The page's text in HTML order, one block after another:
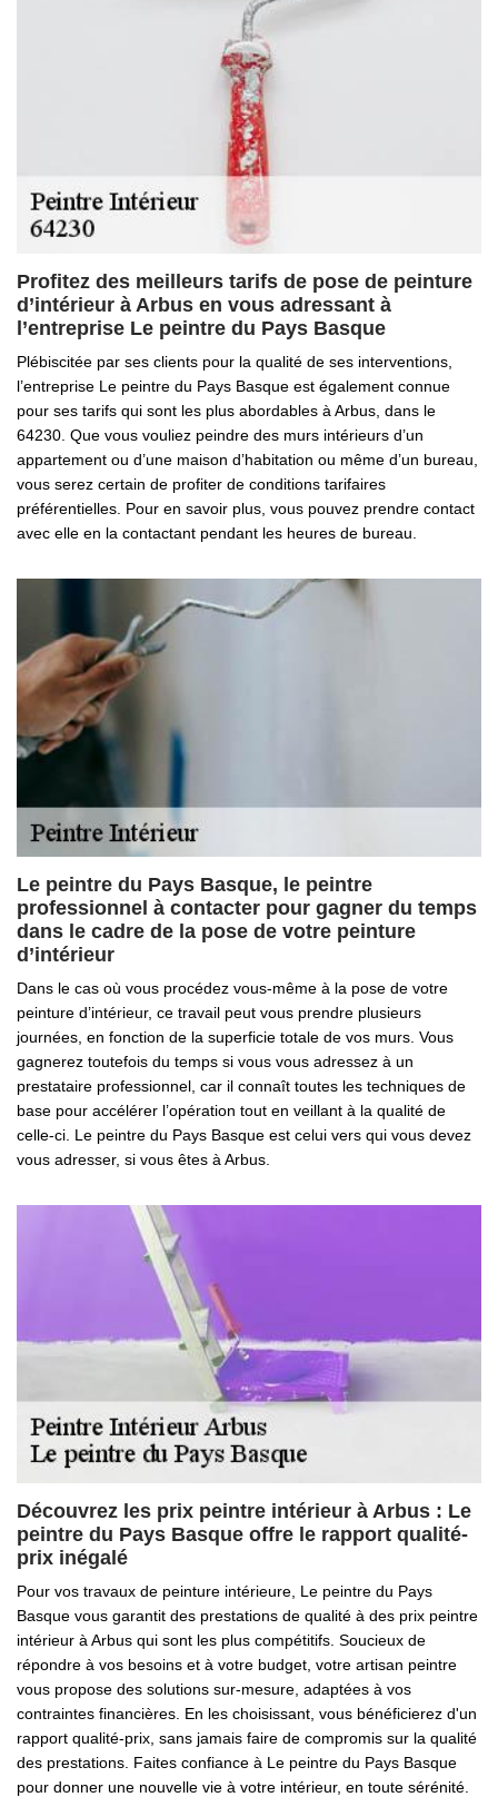
Profitez des meilleurs tarifs de pose de peinture
d’intérieur à Arbus en vous adressant à
l’entreprise Le peintre du Pays Basque
Plébiscitée par ses clients pour la qualité de ses interventions,
l’entreprise Le peintre du Pays Basque est également connue
pour ses tarifs qui sont les plus abordables à Arbus, dans le
64230. Que vous vouliez peindre des murs intérieurs d’un
appartement ou d’une maison d’habitation ou même d’un bureau,
vous serez certain de profiter de conditions tarifaires
préférentielles. Pour en savoir plus, vous pouvez prendre contact
avec elle en la contactant pendant les heures de bureau.
Le peintre du Pays Basque, le peintre
professionnel à contacter pour gagner du temps
dans le cadre de la pose de votre peinture
d’intérieur
Dans le cas où vous procédez vous-même à la pose de votre
peinture d’intérieur, ce travail peut vous prendre plusieurs
journées, en fonction de la superficie totale de vos murs. Vous
gagnerez toutefois du temps si vous vous adressez à un
prestataire professionnel, car il connaît toutes les techniques de
base pour accélérer l’opération tout en veillant à la qualité de
celle-ci. Le peintre du Pays Basque est celui vers qui vous devez
vous adresser, si vous êtes à Arbus.
Découvrez les prix peintre intérieur à Arbus : Le
peintre du Pays Basque offre le rapport qualité-
prix inégalé
Pour vos travaux de peinture intérieure, Le peintre du Pays
Basque vous garantit des prestations de qualité à des prix peintre
intérieur à Arbus qui sont les plus compétitifs. Soucieux de
répondre à vos besoins et à votre budget, votre artisan peintre
vous propose des solutions sur-mesure, adaptées à vos
contraintes financières. En les choisissant, vous bénéficierez d'un
rapport qualité-prix, sans jamais faire de compromis sur la qualité
des prestations. Faites confiance à Le peintre du Pays Basque
pour donner une nouvelle vie à votre intérieur, en toute sérénité.